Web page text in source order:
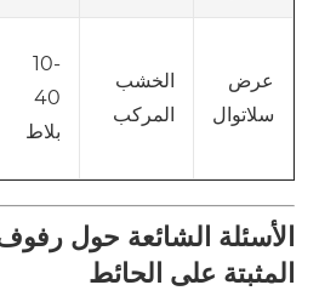
عرض
سلاتوال
الخشب
المركب
الشائعة حول رفوف
على الحائط